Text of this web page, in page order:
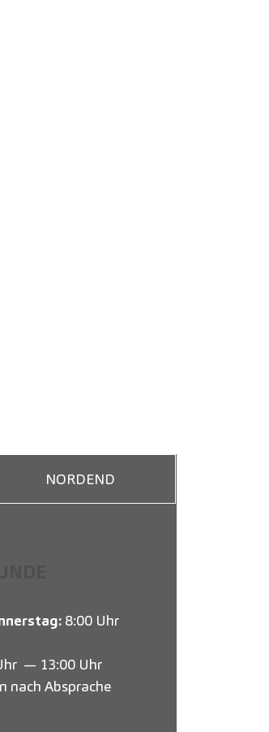
NORDEND
8:00 Uhr
— 13:00 Uhr
nach Absprache